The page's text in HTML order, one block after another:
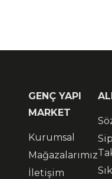
GENÇ YAPI
MARKET
Kurumsal
Mağazalarımız
İletişim